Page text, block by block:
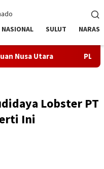
NASIONAL SULUT NARASI
PLN Manado Minta
Lobster PT
Ini